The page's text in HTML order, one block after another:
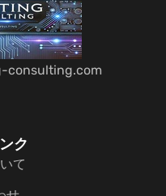
consulting.com
ク
て